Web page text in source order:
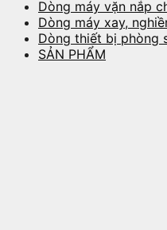
Dòng máy vặn nắp
Dòng máy xay,
Dòng thiết bị phòng
SẢN PHẨM